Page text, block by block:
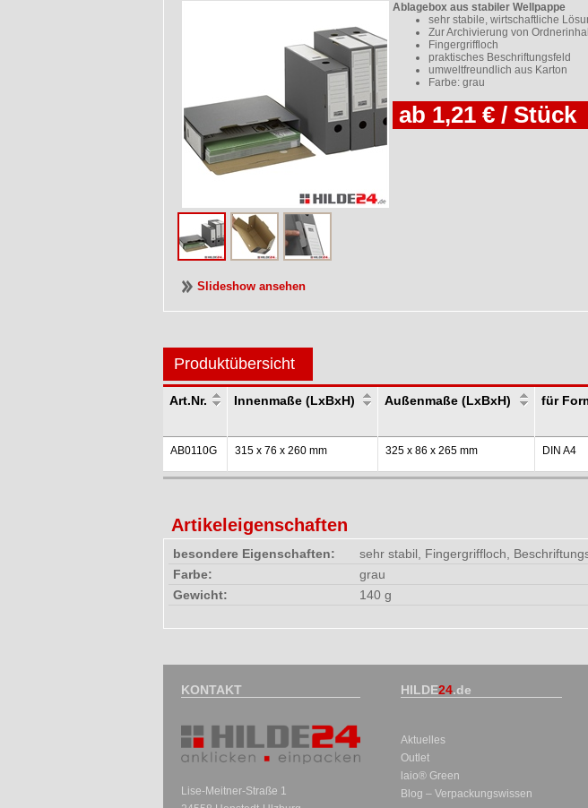
Slideshow ansehen
Ablagebox aus stabiler Wellpappe
sehr stabile, wirtschaftliche
Zur Archivierung von
Fingergriffloch
praktisches Beschriftungsfeld
umweltfreundlich aus Karton
Farbe: grau
ab 1,21 € / Stück
Produktübersicht
Art.Nr. Innenmaße (LxBxH) Außenmaße (LxBxH) für
AB0110G 315 x 76 x 260 mm 325 x 86 x 265 mm DIN A4
Artikeleigenschaften
besondere Eigenschaften:
sehr stabil, Fingergriffloch,
Farbe:
grau
Gewicht:
140 g
KONTAKT
Lise-Meitner-Straße 1
HILDE24.de
Aktuelles
Outlet
laio® Green
Blog – Verpackungswissen